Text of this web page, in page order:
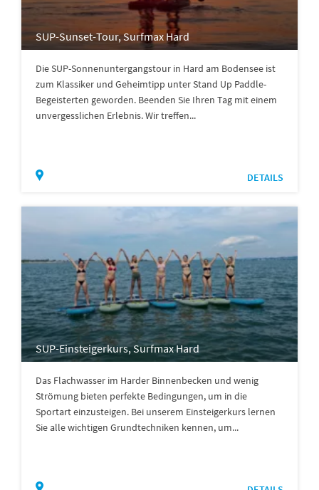
SUP-Sunset-Tour, Surfmax Hard
Die SUP-Sonnenuntergangstour in Hard am Bodensee ist
zum Klassiker und Geheimtipp unter Stand Up Paddle-
Begeisterten geworden. Beenden Sie Ihren Tag mit einem
unvergesslichen Erlebnis. Wir treffen...
DETAILS
SUP-Einsteigerkurs, Surfmax Hard
Das Flachwasser im Harder Binnenbecken und wenig
Strömung bieten perfekte Bedingungen, um in die
Sportart einzusteigen. Bei unserem Einsteigerkurs lernen
Sie alle wichtigen Grundtechniken kennen, um...